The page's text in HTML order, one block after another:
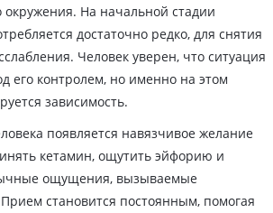
окружения. На начальной стадии
достаточно редко, для снятия
Человек уверен, что ситуация
его контролем, но именно на этом
зависимость.
появляется навязчивое желание
кетамин, ощутить эйфорию и
ощущения, вызываемые
становится постоянным, помогая